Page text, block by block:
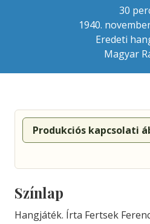
30
1940.
Eredeti
Magyar
Produkciós kapcsolati
Színlap
Hangjáték. Írta Fertsek